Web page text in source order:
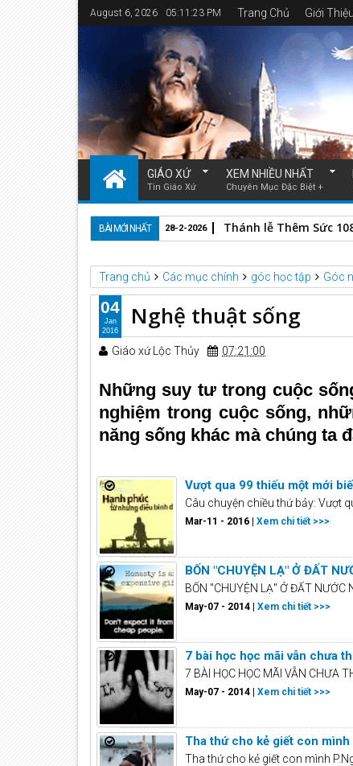
August 6, 2026 05:11:24 PM Trang Chủ Giới Thiệu
GIÁO XỨ
Tin Giáo Xứ
XEM NHIỀU NHẤT
Chuyên Mục Đặc Biệt +
BÀI MỚI NHẤT Thánh lễ Thêm Sức
28-2-2026
Trang chủ Các mục chính góc học tập Góc
Nghệ thuật sống
Giáo xứ Lộc Thủy 07:21:00
Những suy tư trong cuộc
nghiệm trong cuộc sống,
năng sống khác mà chúng ta
Vượt qua 99 thiếu một mới
Câu chuyện chiều thứ bảy: Vượt
Mar-11 - 2016 | Xem chi tiết >>>
BỐN "CHUYỆN LẠ" Ở ĐẤT
BỐN "CHUYỆN LẠ" Ở ĐẤT
May-07 - 2014 | Xem chi tiết >>>
7 bài học học mãi vẫn chưa
7 BÀI HỌC HỌC MÃI VẪN CHƯA
May-07 - 2014 | Xem chi tiết >>>
Tha thứ cho kẻ giết con mình
Tha thứ cho kẻ giết con mình
04
Jan
2016